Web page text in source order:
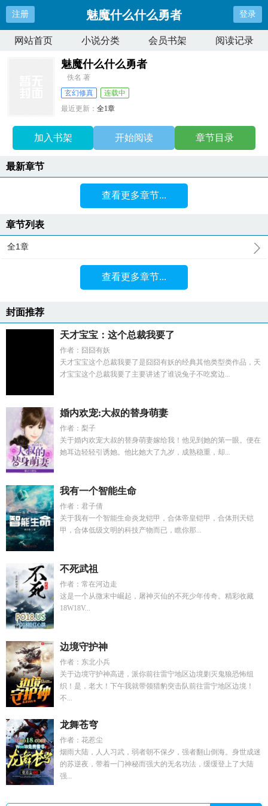
注册 魅魔什么什么勇者 登录
网站首页 小说分类 会员书架 阅读记录
魅魔什么什么勇者
佚名 著
玄幻修真
连载中
最近更新：全1章
加入书架 开始阅读 章节目录
最新章节
查看更多章节...
章节列表
全1章
查看更多章节...
封面推荐
天才宝宝：这个总裁我要了
作者：囧囧有妖
天才宝宝这个总裁我要了是囧囧有妖的经典其他类型类作品，天
才宝宝这个总裁我要了主要讲述了谁说兔子不吃窝边...
婚内欢宠:大叔的替身萌妻
作者：梨子
关于婚内欢宠大叔的替身萌妻嫁给我！他见到她的第一眼。便在
她耳边轻轻引诱她。他比她大了九岁，成熟稳重，却...
我有一个智能生命
作者：君子倩
关于我有一个智能生命炎龙铠甲，合体帝皇铠甲，合体刑天铠
甲，合体低级文明的科技产物而已，瞧你那...
不死武祖
作者：常在河边走
这是一个从微末中崛起，屠神灭仙的不死少年传奇。精彩收藏
18W18V...
边境守护神
作者：东北小兵
关于边境守护神高进，派你前往雷宁地区边境剿灭鬼狼恐怖组
织！是，老大！下午我就带领猎豹突击队前往雷宁地区边境！
不...
龙舞苍穹
作者：花惹尘
烟雨大陆，人人习武，弱者朝不保夕，强者翻山倒海。身世成迷
的苏逆夜，带着一门神秘而强大的无名功法，缓缓登上了大陆
强...